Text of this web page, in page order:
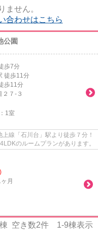
ません。
合わせはこちら
公園
歩7分
徒歩11分
歩11分
２７-３
1室
「石川台」駅より徒歩７分！
のルームプランがあります。
月
棟 空き数2件 1-9棟表示